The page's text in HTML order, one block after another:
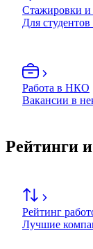
Стажировки и
Для
Работа в НКО
Вакансии в
Рейтинги
Рейтинг
Лучшие